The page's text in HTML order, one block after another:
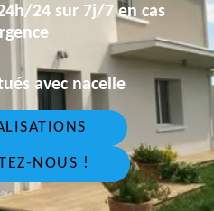
24 sur 7j/7 en cas
avec nacelle
NOUS !